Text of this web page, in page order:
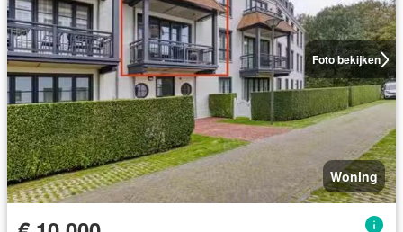
Foto bekijken
Woning